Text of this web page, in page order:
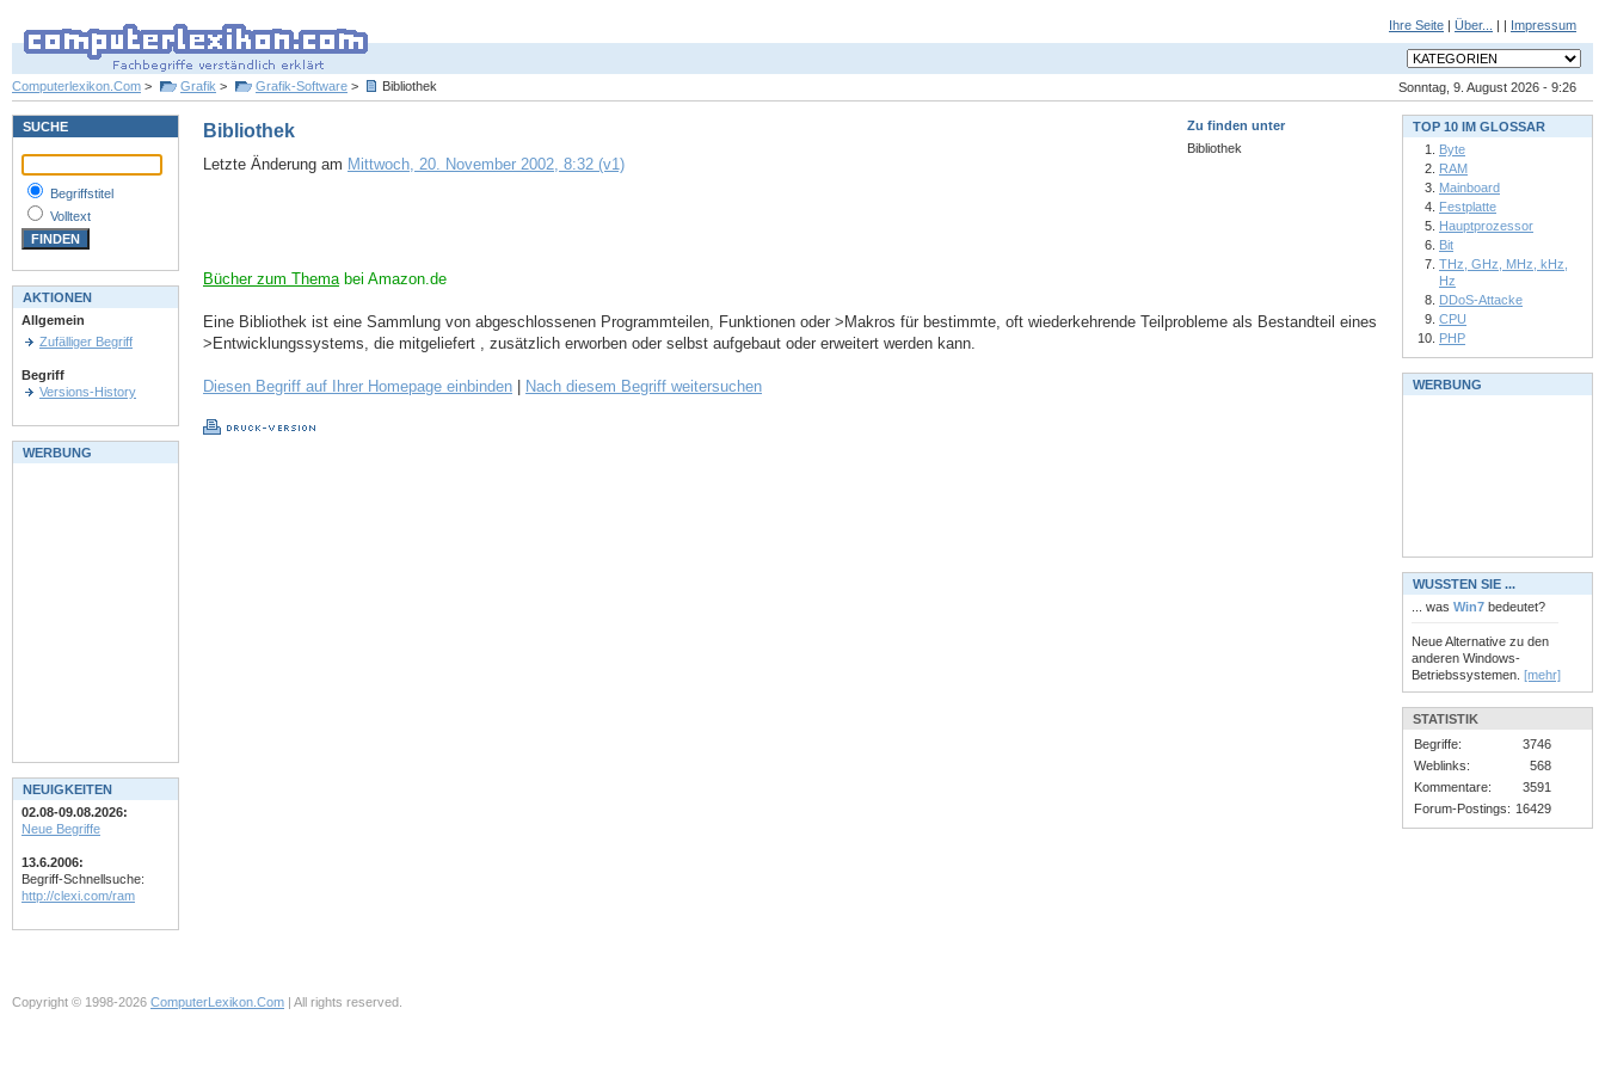
Ihre Seite | Über... | | Impressum
Sonntag, 9. August 2026 - 9:26
Computerlexikon.Com > Grafik > Grafik-Software > Bibliothek
Zu finden unter
Bibliothek
Bibliothek
Letzte Änderung am Mittwoch, 20. November 2002, 8:32 (v1)
Bücher zum Themabei Amazon.de
Eine Bibliothek ist eine Sammlung von abgeschlossenen Programmteilen, Funktionen oder >Makros für bestimmte, oft wiederkehrende Teilprobleme als Bestandteil eines
>Entwicklungssystems, die mitgeliefert , zusätzlich erworben oder selbst aufgebaut oder erweitert werden kann.
Diesen Begriff auf Ihrer Homepage einbinden Nach diesem Begriff weitersuchen
SUCHE
Begriffstitel
Volltext
AKTIONEN
Allgemein
Zufälliger Begriff
Begriff
Versions-History
WERBUNG
NEUIGKEITEN
02.08-09.08.2026:
Neue Begriffe
13.6.2006:
Begriff-Schnellsuche:
http://clexi.com/ram
TOP 10 IM GLOSSAR
Byte
RAM
Mainboard
Festplatte
Hauptprozessor
Bit
THz, GHz, MHz, kHz,
Hz
DDoS-Attacke
CPU
PHP
WERBUNG
WUSSTEN SIE ...
... was Win7 bedeutet?
Neue Alternative zu den
anderen Windows-
Betriebssystemen. [mehr]
STATISTIK
Begriffe:
3746
Weblinks:
568
Kommentare:
3591
Forum-Postings: 16429
Copyright © 1998-2026 ComputerLexikon.Com | All rights reserved.